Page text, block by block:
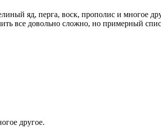
яд, перга, воск, прополис и многое
все довольно сложно, но примерный
другое.